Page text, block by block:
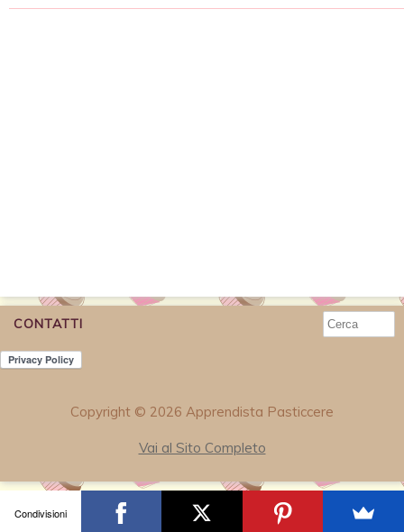
CONTATTI
Copyright © 2026 Apprendista Pasticcere
Vai al Sito Completo
Condivisioni